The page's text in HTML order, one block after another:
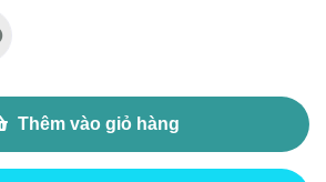
Thêm vào giỏ hàng